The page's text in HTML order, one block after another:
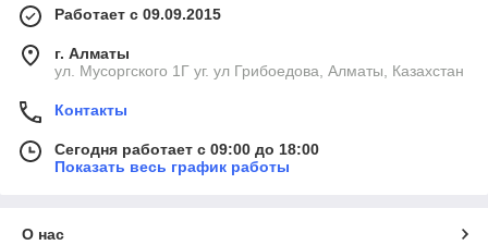
Работает с 09.09.2015
г. Алматы
ул. Мусоргского 1Г уг. ул Грибоедова, Алматы, Казахстан
Контакты
Сегодня работает с 09:00 до 18:00
Показать весь график работы
О нас